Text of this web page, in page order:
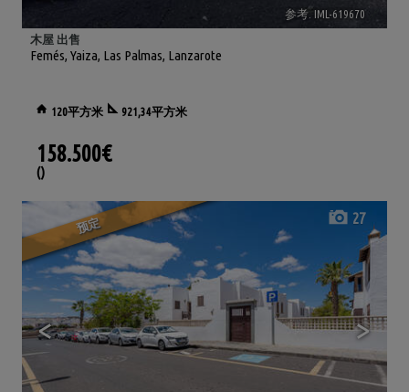
参考. IML-619670
Femés, Yaiza, Las Palmas, Lanzarote
木屋 出售
120平方米 921,34平方米
158.500€
()
预定
< >
27